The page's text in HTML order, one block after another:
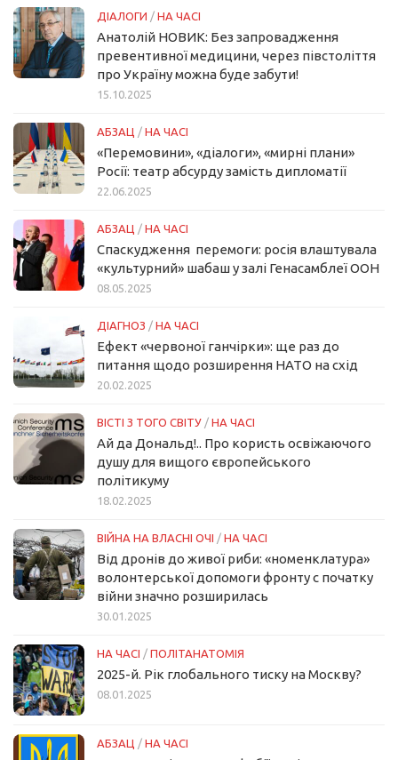
ДІАЛОГИ / НА ЧАСІ
Анатолій НОВИК: Без запровадження
превентивної медицини, через півстоліття
про Україну можна буде забути!
15.10.2025
АБЗАЦ / НА ЧАСІ
«Перемовини», «діалоги», «мирні плани»
Росії: театр абсурду замість дипломатії
22.06.2025
АБЗАЦ / НА ЧАСІ
Спаскудження перемоги: росія влаштувала
«культурний» шабаш у залі Генасамблеї ООН
08.05.2025
ДІАГНОЗ / НА ЧАСІ
Ефект «червоної ганчірки»: ще раз до
питання щодо розширення НАТО на схід
20.02.2025
ВІСТІ З ТОГО СВІТУ / НА ЧАСІ
Ай да Дональд!.. Про користь освіжаючого
душу для вищого європейського
політикуму
18.02.2025
ВІЙНА НА ВЛАСНІ ОЧІ / НА ЧАСІ
Від дронів до живої риби: «номенклатура»
волонтерської допомоги фронту с початку
війни значно розширилась
30.01.2025
НА ЧАСІ / ПОЛІТАНАТОМІЯ
2025-й. Рік глобального тиску на Москву?
08.01.2025
АБЗАЦ / НА ЧАСІ